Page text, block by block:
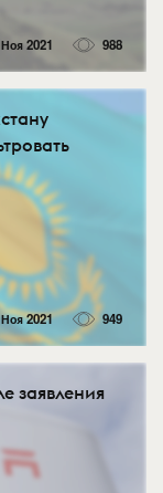
2021 988
2021 949
заявления